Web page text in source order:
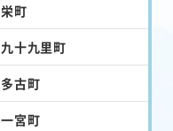
栄町
九十九里町
多古町
一宮町